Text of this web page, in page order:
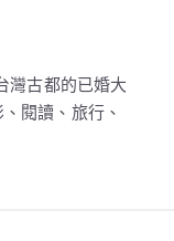
古都的已婚大
閱讀、旅行、